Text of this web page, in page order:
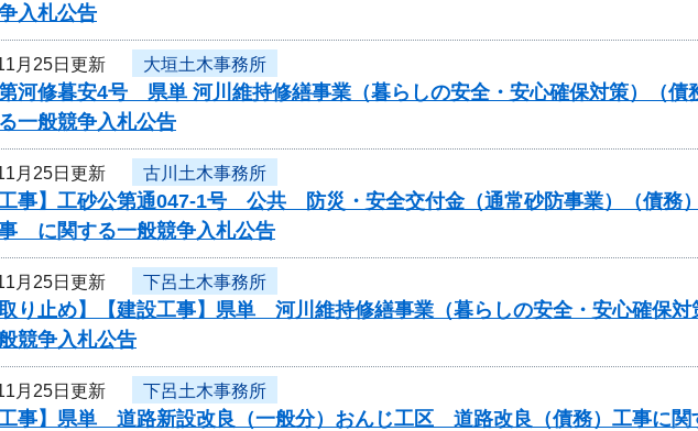
入札公告
月25日更新 大垣土木事務所
河修暮安4号 県単 河川維持修繕事業（暮らしの安全・安心確保対策）（債
一般競争入札公告
月25日更新 古川土木事務所
工事】工砂公第通047-1号 公共 防災・安全交付金（通常砂防事業）（債務
に関する一般競争入札公告
月25日更新 下呂土木事務所
取り止め】【建設工事】県単 河川維持修繕事業（暮らしの安全・安心確保
競争入札公告
月25日更新 下呂土木事務所
工事】県単 道路新設改良（一般分）おんじ工区 道路改良（債務）工事に関